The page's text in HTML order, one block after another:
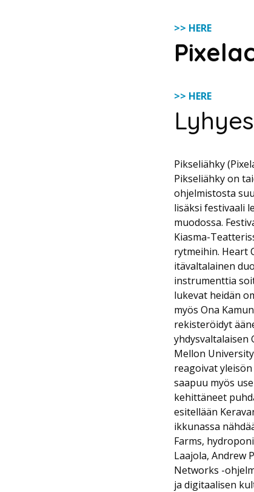
>> HERE
>> HERE
Pikseliähky
Pikseliähky on
ohjelmistosta
lisäksi festivaali
muodossa.
Kiasma-
rytmeihin. Heart
itävaltalainen
instrumenttia
lukevat heidän
myös Ona
rekisteröidyt
yhdysvaltalaisen
Mellon
reagoivat
saapuu myös
kehittäneet
esitellään
ikkunassa
Farms,
Laajola, Andrew
Networks -
ja digitaalisen